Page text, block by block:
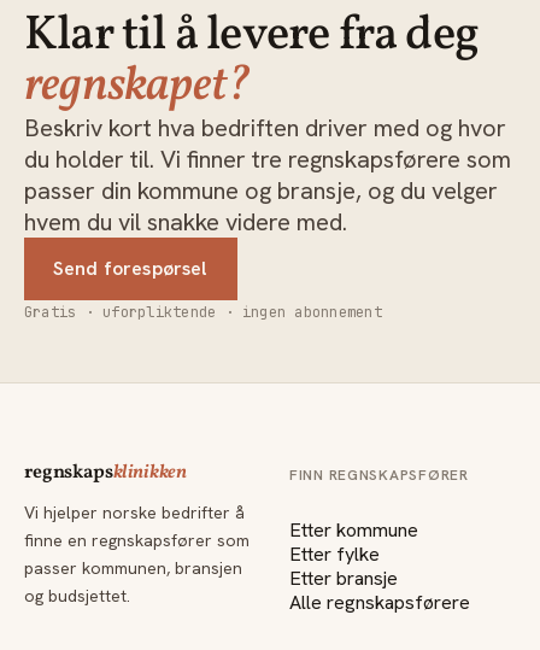
Klar til å levere fra deg
regnskapet?
Beskriv kort hva bedriften driver med og hvor
du holder til. Vi finner tre regnskapsførere som
passer din kommune og bransje, og du velger
hvem du vil snakke videre med.
Send forespørsel
Gratis · uforpliktende · ingen abonnement
regnskapsklinikken
Vi hjelper norske bedrifter å
finne en regnskapsfører som
passer kommunen, bransjen
og budsjettet.
FINN REGNSKAPSFØRER
Etter kommune
Etter fylke
Etter bransje
Alle regnskapsførere